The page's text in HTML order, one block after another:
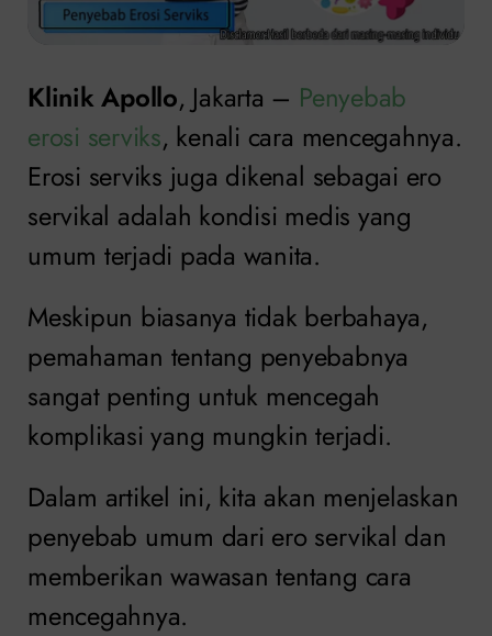
Klinik Apollo, Jakarta – Penyebab
erosi serviks, kenali cara mencegahnya.
Erosi serviks juga dikenal sebagai ero
servikal adalah kondisi medis yang
umum terjadi pada wanita.
Meskipun biasanya tidak berbahaya,
pemahaman tentang penyebabnya
sangat penting untuk mencegah
komplikasi yang mungkin terjadi.
Dalam artikel ini, kita akan menjelaskan
penyebab umum dari ero servikal dan
memberikan wawasan tentang cara
mencegahnya.